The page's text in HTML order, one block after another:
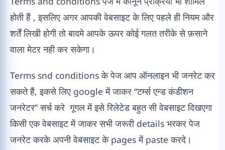
होती हैं , इसलिए अगर आपकी वेबसाइट के लिए पहले ही नियम और
शर्तें लिखी होगी तो बादमे आपके ऊपर कोई गलत तरीके से फ़साने
वाला मेटर नही कर सकेगा।
Terms snd conditions के पेज आप ऑनलाइन भी जनरेट कर
सकते हैं, इकसे लिए google में जाकर “टर्म्स एन्ड कंडीशन
जनरेटर” सर्च करे गूगल में इसे रिलेटेड बहुत सी वेबसाइट दिखएगा
किसी एक वेबसाइट में जाकर सभी जरूरी details भरकर पेज
जनरेट करके अपनी वेबसाइट के pages में paste करदे।